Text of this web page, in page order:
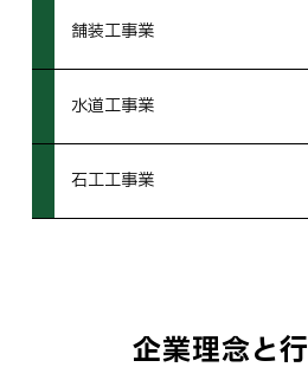
舗装工事業
水道工事業
石工工事業
企業理念と